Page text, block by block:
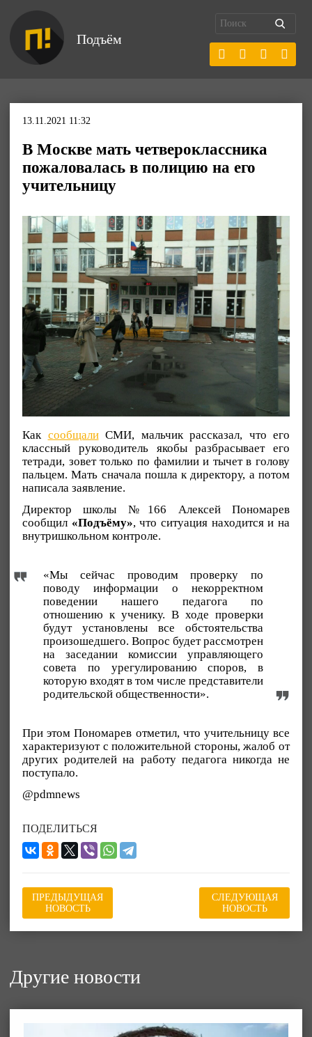
Подъём
13.11.2021 11:32
В Москве мать четвероклассника
пожаловалась в полицию на его
учительницу
Как сообщалиСМИ, мальчик рассказал, что его
классный руководитель якобы разбрасывает его
тетради, зовет только по фамилии и тычет в голову
пальцем. Мать сначала пошла к директору, а потом
написала заявление.
Директор школы №166 Алексей Пономарев
сообщил «Подъёму», что ситуация находится и на
внутришкольном контроле.
«Мы сейчас проводим проверку по
поводу информации о некорректном
поведении нашего педагога по
отношению к ученику. В ходе проверки
будут установлены все обстоятельства
произошедшего. Вопрос будет рассмотрен
на заседании комиссии управляющего
совета по урегулированию споров, в
которую входят в том числе представители
родительской общественности».
При этом Пономарев отметил, что учительницу все
характеризуют с положительной стороны, жалоб от
других родителей на работу педагога никогда не
поступало.
@pdmnews
ПОДЕЛИТЬСЯ
ПРЕДЫДУЩАЯ
НОВОСТЬ
СЛЕДУЮЩАЯ
НОВОСТЬ
Другие новости